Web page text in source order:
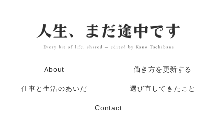
About 働き方を更新する
仕事と生活のあいだ 選び直してきたこと
Contact